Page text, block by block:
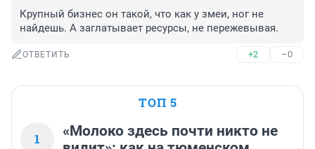
Крупный бизнес он такой, что как у змеи, ног не
найдешь. А заглатывает ресурсы, не пережевывая.
ОТВЕТИТЬ +2 –0
ТОП 5
1
«Молоко здесь почти никто не